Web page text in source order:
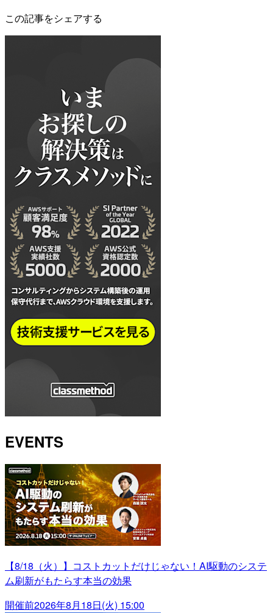
この記事をシェアする
EVENTS
【8/18（火）】コストカットだけじゃない！AI駆動のシステ
ム刷新がもたらす本当の効果
開催前2026年8月18日(火) 15:00